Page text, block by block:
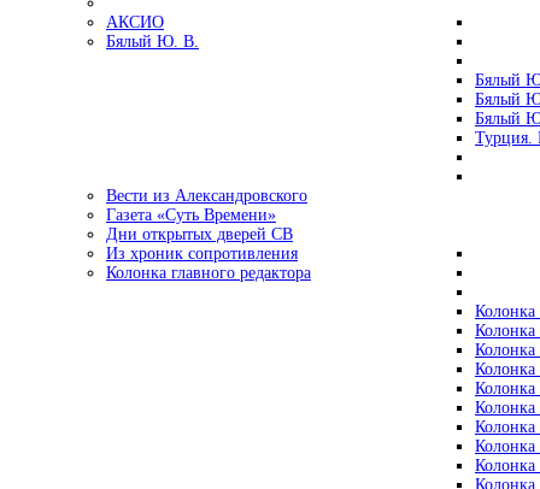
АКСИО
Бялый Ю. В.
Бялый
Бялый
Бялый
Турция.
Вести из Александровского
Газета «Суть Времени»
Дни открытых дверей СВ
Из хроник сопротивления
Колонка главного редактора
Колонка
Колонка
Колонка
Колонка
Колонка
Колонка
Колонка
Колонка
Колонка
Колонка